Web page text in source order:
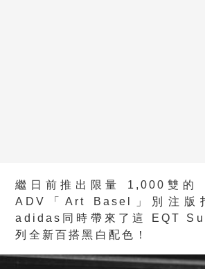
繼日前推出限量 1,000雙的
ADV「Art Basel」別注版
adidas同時帶來了這 EQT
列全新百搭黑白配色！